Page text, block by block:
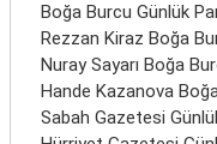
Boğa Burcu Günlük
Rezzan Kiraz Boğa
Nuray Sayarı Boğa
Hande Kazanova
Sabah Gazetesi